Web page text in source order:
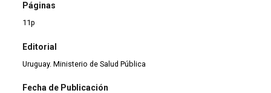
Páginas
11p
Editorial
Uruguay. Ministerio de Salud Pública
Fecha de Publicación